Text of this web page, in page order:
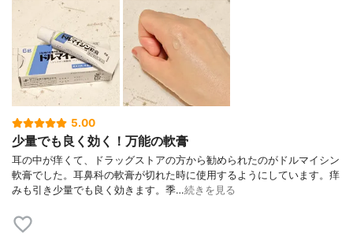
5.00
少量でも良く効く！万能の軟膏
耳の中が痒くて、ドラッグストアの方から勧められたのがドルマイシン
軟膏でした。耳鼻科の軟膏が切れた時に使用するようにしています。痒
みも引き少量でも良く効きます。季…続きを見る